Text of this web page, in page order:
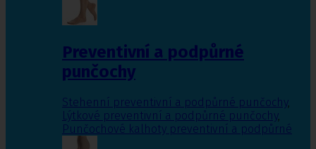
Preventivní a podpůrné
punčochy
Stehenní preventivní a podpůrné punčochy,
Lýtkové preventivní a podpůrné punčochy,
Punčochové kalhoty preventivní a podpůrné